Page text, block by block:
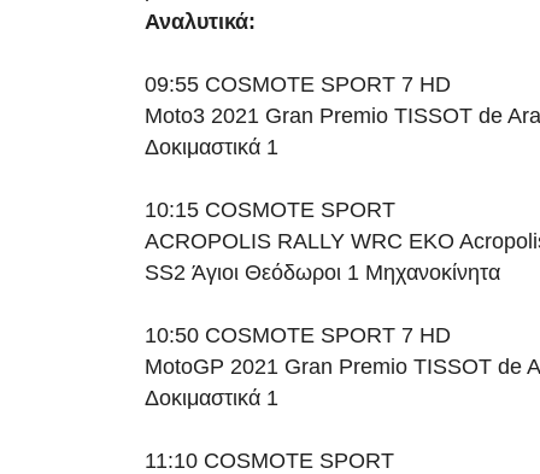
Αναλυτικά:
09:55 COSMOTE SPORT 7 HD
Moto3 2021 Gran Premio TISSOT de
Δοκιμαστικά 1
10:15 COSMOTE SPORT
ACROPOLIS RALLY WRC EKO
SS2 Άγιοι Θεόδωροι 1 Μηχανοκίνητα
10:50 COSMOTE SPORT 7 HD
MotoGP 2021 Gran Premio TISSOT de
Δοκιμαστικά 1
11:10 COSMOTE SPORT